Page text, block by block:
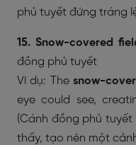
phủ tuyết đứng tráng
15. Snow-covered
đồng phủ tuyết
Ví dụ: Thesnow-
eye could see,
(Cánh đồng phủ
thấy, tạo nên một